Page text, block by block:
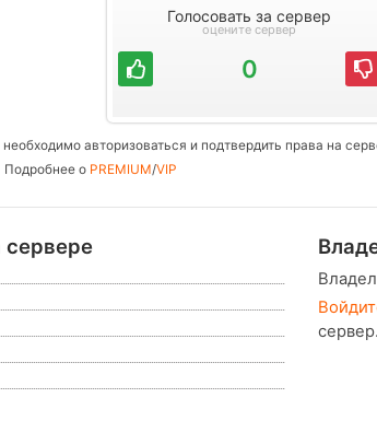
Голосовать за сервер
оцените сервер
0
авторизоваться и подтвердить права на
Подробнее о PREMIUM/VIP
сервере
сервер.